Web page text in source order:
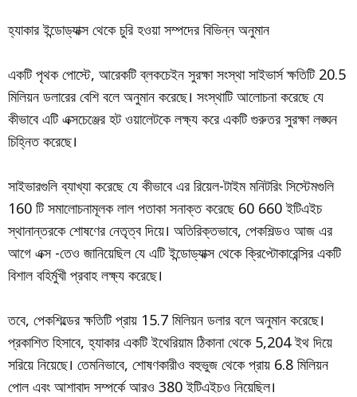
হ্যাকার ইন্ডোড্যাক্স থেকে চুরি হওয়া সম্পদের বিভিন্ন অনুমান
একটি পৃথক পোস্টে, আরেকটি ব্লকচেইন সুরক্ষা সংস্থা সাইভার্স ক্ষতিটি 20.5
মিলিয়ন ডলারের বেশি বলে অনুমান করেছে। সংস্থাটি আলোচনা করেছে যে
কীভাবে এটি এক্সচেঞ্জের হট ওয়ালেটকে লক্ষ্য করে একটি গুরুতর সুরক্ষা লঙ্ঘন
চিহ্নিত করেছে।
সাইভারগুলি ব্যাখ্যা করেছে যে কীভাবে এর রিয়েল-টাইম মনিটরিং সিস্টেমগুলি
160 টি সমালোচনামূলক লাল পতাকা সনাক্ত করেছে 60 660 ইটিএইচ
স্থানান্তরকে শোষণের নেতৃত্ব দিয়ে। অতিরিক্তভাবে, পেকশিল্ডও আজ এর
আগে এক্স -তেও জানিয়েছিল যে এটি ইন্ডোড্যাক্স থেকে ক্রিপ্টোকারেন্সির একটি
বিশাল বহির্মুখী প্রবাহ লক্ষ্য করেছে।
তবে, পেকশিল্ডের ক্ষতিটি প্রায় 15.7 মিলিয়ন ডলার বলে অনুমান করেছে।
প্রকাশিত হিসাবে, হ্যাকার একটি ইথেরিয়াম ঠিকানা থেকে 5,204 ইথ দিয়ে
সরিয়ে নিয়েছে। তেমনিভাবে, শোষণকারীও বহুভুজ থেকে প্রায় 6.8 মিলিয়ন
পোল এবং আশাবাদ সম্পর্কে আরও 380 ইটিএইচও নিয়েছিল।